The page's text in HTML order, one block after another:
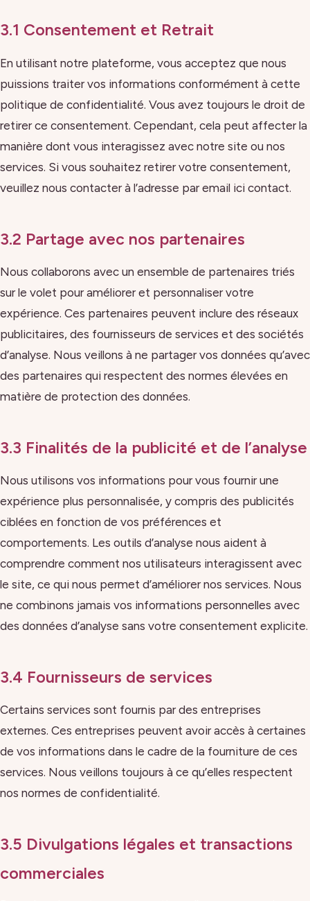
3.1 Consentement et Retrait
En utilisant notre plateforme, vous acceptez que nous
puissions traiter vos informations conformément à cette
politique de confidentialité. Vous avez toujours le droit de
retirer ce consentement. Cependant, cela peut affecter la
manière dont vous interagissez avec notre site ou nos
services. Si vous souhaitez retirer votre consentement,
veuillez nous contacter à l’adresse par email ici contact.
3.2 Partage avec nos partenaires
Nous collaborons avec un ensemble de partenaires triés
sur le volet pour améliorer et personnaliser votre
expérience. Ces partenaires peuvent inclure des réseaux
publicitaires, des fournisseurs de services et des sociétés
d’analyse. Nous veillons à ne partager vos données qu’avec
des partenaires qui respectent des normes élevées en
matière de protection des données.
3.3 Finalités de la publicité et de l’analyse
Nous utilisons vos informations pour vous fournir une
expérience plus personnalisée, y compris des publicités
ciblées en fonction de vos préférences et
comportements. Les outils d’analyse nous aident à
comprendre comment nos utilisateurs interagissent avec
le site, ce qui nous permet d’améliorer nos services. Nous
ne combinons jamais vos informations personnelles avec
des données d’analyse sans votre consentement explicite.
3.4 Fournisseurs de services
Certains services sont fournis par des entreprises
externes. Ces entreprises peuvent avoir accès à certaines
de vos informations dans le cadre de la fourniture de ces
services. Nous veillons toujours à ce qu’elles respectent
nos normes de confidentialité.
3.5 Divulgations légales et transactions
commerciales